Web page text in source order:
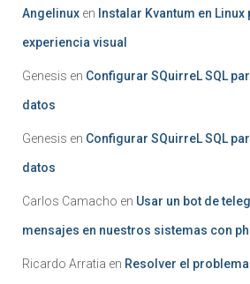
Angelinux en Instalar Kvantum en
experiencia visual
Genesis en Configurar SQuirreL SQL
datos
Genesis en Configurar SQuirreL SQL
datos
Carlos Camacho en Usar un bot de
mensajes en nuestros sistemas con
Ricardo Arratia en Resolver el